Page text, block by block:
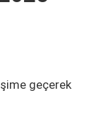
geçerek